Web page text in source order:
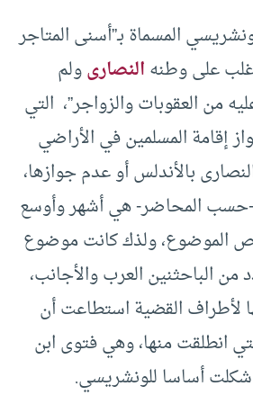
المسماة بـ”أسنى المتاجر
على وطنهالنصارىولم
من العقوبات والزواجر”، التي
إقامة المسلمين في الأراضي
بالأندلس أو عدم جوازها،
-حسب المحاضر- هي أشهر وأوسع
الموضوع، ولذك كانت موضوع
الباحثنين العرب والأجانب،
لأطراف القضية استطاعت أن
انطلقت منها، وهي فتوى ابن
شكلت أساسا للونشريسي.